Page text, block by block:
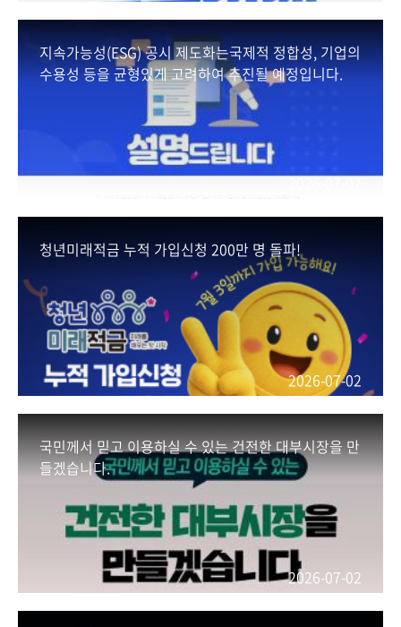
지속가능성(ESG) 공시 제도화는국제적 정합성, 기업의
수용성 등을 균형있게 고려하여 추진될 예정입니다.
2026-07-07
청년미래적금 누적 가입신청 200만 명 돌파!
2026-07-02
국민께서 믿고 이용하실 수 있는 건전한 대부시장을 만
들겠습니다.
2026-07-02